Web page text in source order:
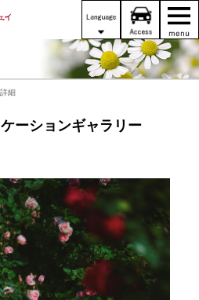
細
ーションギャラリー